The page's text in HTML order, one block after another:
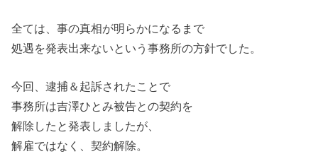
全ては、事の真相が明らかになるまで
処遇を発表出来ないという事務所の方針でした。
今回、逮捕＆起訴されたことで
事務所は吉澤ひとみ被告との契約を
解除したと発表しましたが、
解雇ではなく、契約解除。